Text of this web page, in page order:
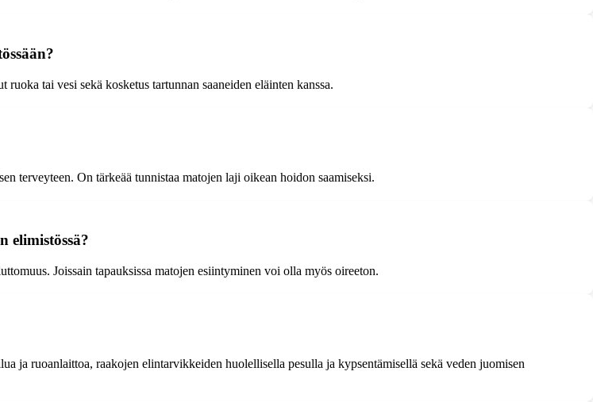
tai vesi sekä kosketus tartunnan saaneiden eläinten kanssa.
terveyteen. On tärkeää tunnistaa matojen laji oikean hoidon saamiseksi.
elimistössä?
Joissain tapauksissa matojen esiintyminen voi olla myös oireeton.
ja ruoanlaittoa, raakojen elintarvikkeiden huolellisella pesulla ja kypsentämisellä sekä veden juomisen